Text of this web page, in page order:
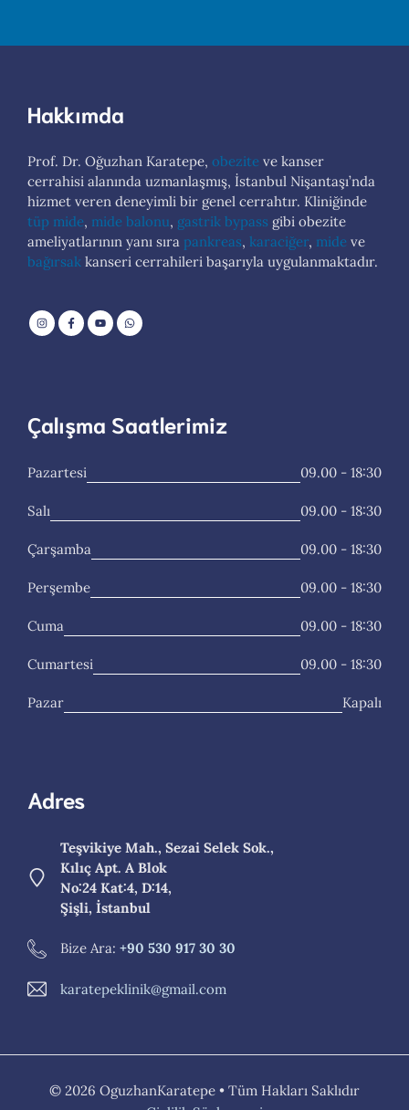
Hakkımda
Prof. Dr. Oğuzhan Karatepe, obezite ve kanser
cerrahisi alanında uzmanlaşmış, İstanbul Nişantaşı’nda
hizmet veren deneyimli bir genel cerrahtır. Kliniğinde
tüp mide, mide balonu, gastrik bypass gibi obezite
ameliyatlarının yanı sıra pankreas, karaciğer, mide ve
bağırsak kanseri cerrahileri başarıyla uygulanmaktadır.
Çalışma Saatlerimiz
Pazartesi 09.00 - 18:30
Salı 09.00 - 18:30
Çarşamba 09.00 - 18:30
Perşembe 09.00 - 18:30
Cuma 09.00 - 18:30
Cumartesi 09.00 - 18:30
Pazar Kapalı
Adres
Teşvikiye Mah., Sezai Selek Sok.,
Kılıç Apt. A Blok
No:24 Kat:4, D:14,
Şişli, İstanbul
Bize Ara: +90 530 917 30 30
karatepeklinik@gmail.com
© 2026 OguzhanKaratepe • Tüm Hakları Saklıdır